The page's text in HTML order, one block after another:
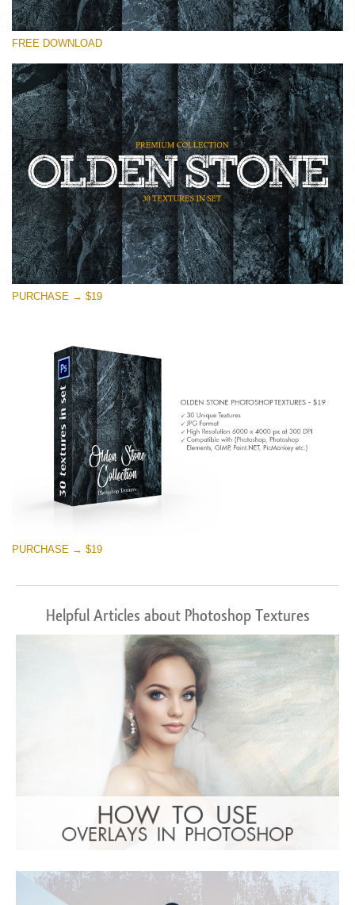
Por favor seleccione
Small 800*533px
Olden Stone
(30 Textures)
Large 6000*4000px
Entire Collection
(1783 Overlays)
Large 6000*4000px
Descarga gratis
FREE DOWNLOAD
PURCHASE → $19
PURCHASE → $19
Helpful Articles about Photoshop Textures